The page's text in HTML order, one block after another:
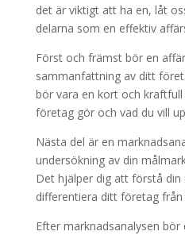
det är viktigt att ha en, låt
delarna som en effektiv
Först och främst bör en
sammanfattning av ditt
bör vara en kort och
företag gör och vad du vill
Nästa del är en
undersökning av din
Det hjälper dig att förstå din
differentiera ditt företag från
Efter marknadsanalysen bör